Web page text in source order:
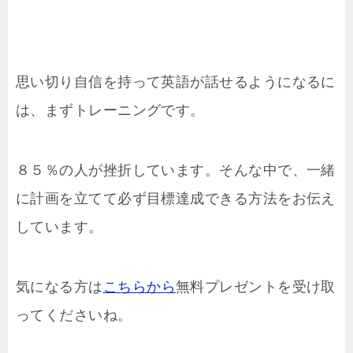
思い切り自信を持って英語が話せるようになるに
は、まずトレーニングです。
８５％の人が挫折しています。そんな中で、一緒
に計画を立てて必ず目標達成できる方法をお伝え
しています。
気になる方は こちらから無料プレゼントを受け取
ってくださいね。